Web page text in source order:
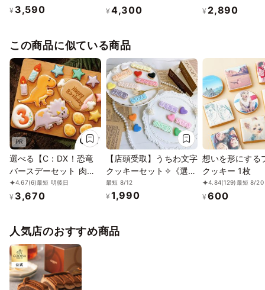
｜パステルカラー｜韓国
¥ 3,590 ¥ 4,300
｜イラスト｜写
¥ 2,890
この商品に似ている商品
PR
選べる【C：DX！恐竜
バースデーセット 肉プ
レートver.】アイシング
クッキー クッキー 恐竜
キトッピング ケーキデ
コレーション かわいい
お菓子
4.67(6)最短 明後日
¥ 3,670
【店頭受取】うちわ文字
クッキーセット✧《選べ
る9色｜お好きな名前や
メッセージ｜小ハート2
最短 8/12
¥ 1,990
想いを形にする
クッキー 1枚
4.84(129)最短 8/20
¥ 600
人気店のおすすめ商品